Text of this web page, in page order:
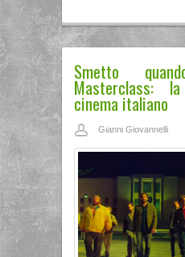
Smetto
Masterclass:
cinema italiano
Gianni Giovannelli